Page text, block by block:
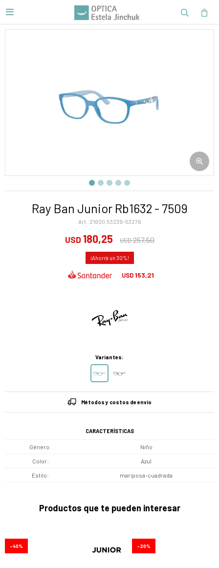

Ray Ban Junior Rb1632 - 7509
21600.53239-53276
USD 180,25 USD257,50
30
USD 153,21
Variantes:
Métodos y costos de envío
CARACTERÍSTICAS
Género Niño
Color Azul
Estilo mariposa-cuadrada
Productos que te pueden interesar
40 20